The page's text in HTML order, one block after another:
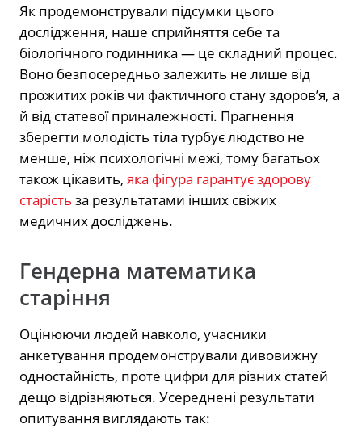
Як продемонстрували підсумки цього
дослідження, наше сприйняття себе та
біологічного годинника — це складний процес.
Воно безпосередньо залежить не лише від
прожитих років чи фактичного стану здоров’я, а
й від статевої приналежності. Прагнення
зберегти молодість тіла турбує людство не
менше, ніж психологічні межі, тому багатьох
також цікавить, яка фігура гарантує здорову
старість за результатами інших свіжих
медичних досліджень.
Гендерна математика
старіння
Оцінюючи людей навколо, учасники
анкетування продемонстрували дивовижну
одностайність, проте цифри для різних статей
дещо відрізняються. Усереднені результати
опитування виглядають так: